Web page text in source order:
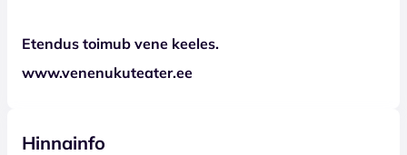
Etendus toimub vene keeles.
www.venenukuteater.ee
Hinnainfo